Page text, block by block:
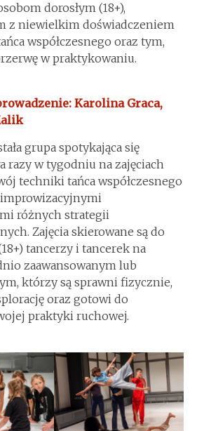
dorosłym (18+),
z niewielkim doświadczeniem
współczesnego oraz tym,
w praktykowaniu.
Karolina Graca,
grupa spotykająca się
razy w tygodniu na zajęciach
techniki tańca współczesnego
różnych strategii
Zajęcia skierowane są do
tancerzy i tancerek na
zaawansowanym lub
którzy są sprawni fizycznie,
oraz gotowi do
praktyki ruchowej.